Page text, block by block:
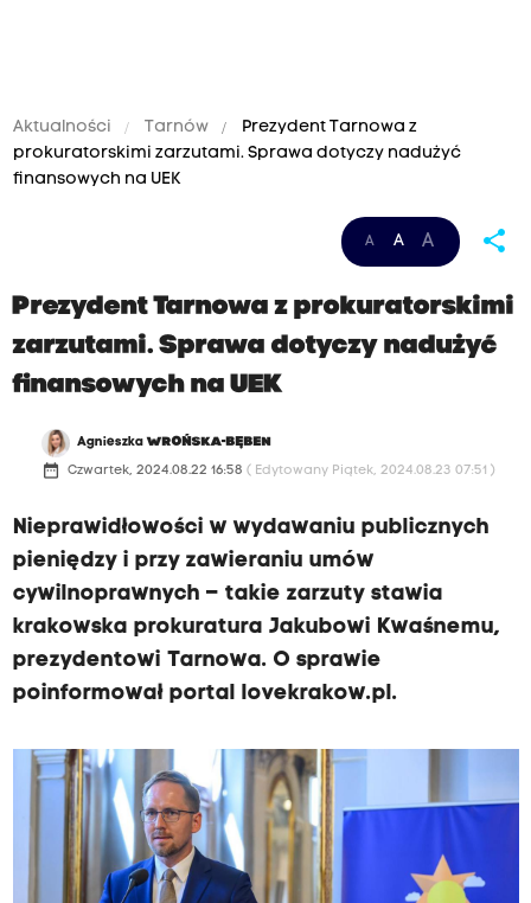
Aktualności Tarnów
Prezydent Tarnowa z
prokuratorskimi zarzutami. Sprawa dotyczy nadużyć
finansowych na UEK
A A A share
Prezydent Tarnowa z prokuratorskimi
zarzutami. Sprawa dotyczy nadużyć
finansowych na UEK
AgnieszkaWROŃSKA-BĘBEN
date_range Czwartek, 2024.08.22 16:58 ( Edytowany Piątek, 2024.08.23 07:51 )
Nieprawidłowości w wydawaniu publicznych
pieniędzy i przy zawieraniu umów
cywilnoprawnych – takie zarzuty stawia
krakowska prokuratura Jakubowi Kwaśnemu,
prezydentowi Tarnowa. O sprawie
poinformował portal lovekrakow.pl.